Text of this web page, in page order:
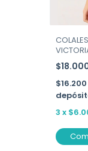
$16.200
3 x